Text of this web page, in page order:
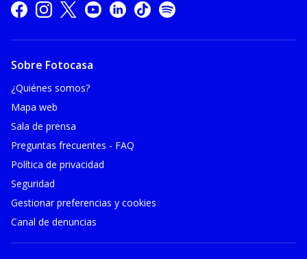
Sobre Fotocasa
¿Quiénes somos?
Mapa web
Sala de prensa
Preguntas frecuentes - FAQ
Política de privacidad
Seguridad
Gestionar preferencias y cookies
Canal de denuncias